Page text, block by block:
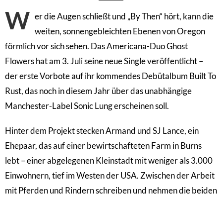
W er die Augen schließt und „By Then“ hört, kann die
weiten, sonnengebleichten Ebenen von Oregon
förmlich vor sich sehen. Das Americana-Duo Ghost
Flowers hat am 3. Juli seine neue Single veröffentlicht –
der erste Vorbote auf ihr kommendes Debütalbum Built To
Rust, das noch in diesem Jahr über das unabhängige
Manchester-Label Sonic Lung erscheinen soll.
Hinter dem Projekt stecken Armand und SJ Lance, ein
Ehepaar, das auf einer bewirtschafteten Farm in Burns
lebt – einer abgelegenen Kleinstadt mit weniger als 3.000
Einwohnern, tief im Westen der USA. Zwischen der Arbeit
mit Pferden und Rindern schreiben und nehmen die beiden